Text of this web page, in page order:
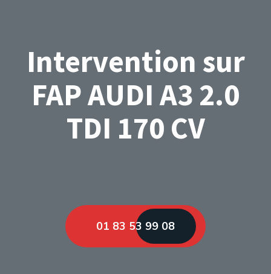
Intervention sur
FAP AUDI A3 2.0
TDI 170 CV
01 83 53 99 08